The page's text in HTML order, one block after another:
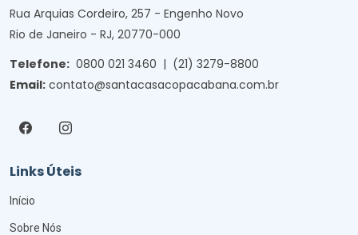
Rua Arquias Cordeiro, 257 - Engenho Novo
Rio de Janeiro - RJ, 20770-000
Telefone: 0800 021 3460 | (21) 3279-8800
Email: contato@santacasacopacabana.com.br
Links Úteis
Início
Sobre Nós